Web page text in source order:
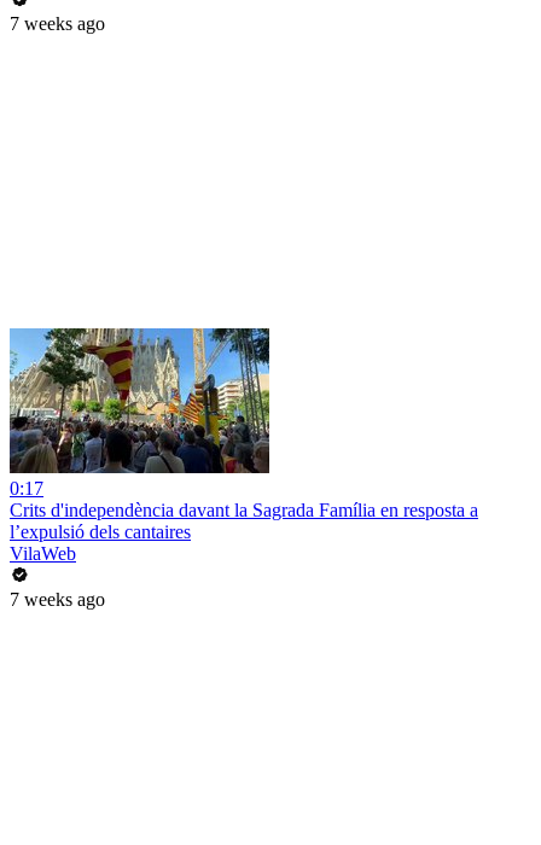
7 weeks ago
0:17
Crits d'independència davant la Sagrada Família en resposta a
l’expulsió dels cantaires
VilaWeb
7 weeks ago